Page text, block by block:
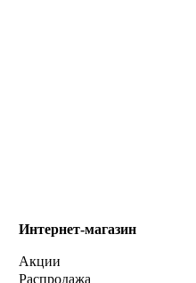
Интернет-магазин
Акции
Распродажа